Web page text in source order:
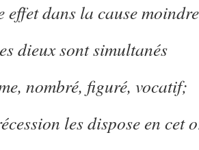
effet dans la cause
dieux sont simultanés
nombré, figuré, vocatif;
les dispose en cet